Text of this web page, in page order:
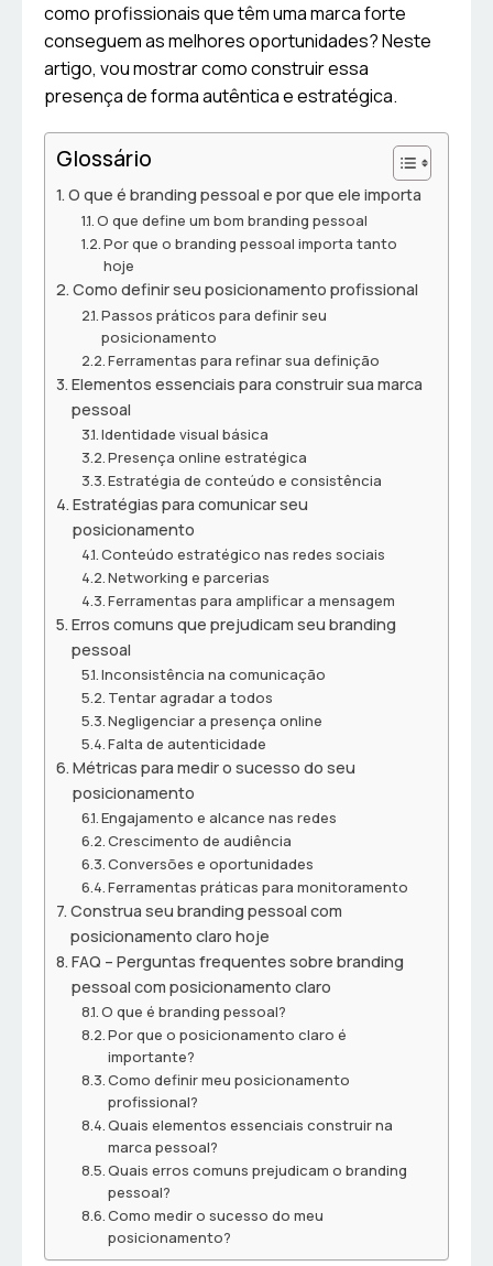
como profissionais que têm uma marca forte
conseguem as melhores oportunidades? Neste
artigo, vou mostrar como construir essa
presença de forma autêntica e estratégica.
Glossário
O que é branding pessoal e por que ele importa
O que define um bom branding pessoal
Por que o branding pessoal importa tanto
hoje
Como definir seu posicionamento profissional
Passos práticos para definir seu
posicionamento
Ferramentas para refinar sua definição
Elementos essenciais para construir sua marca
pessoal
Identidade visual básica
Presença online estratégica
Estratégia de conteúdo e consistência
Estratégias para comunicar seu
posicionamento
Conteúdo estratégico nas redes sociais
Networking e parcerias
Ferramentas para amplificar a mensagem
Erros comuns que prejudicam seu branding
pessoal
Inconsistência na comunicação
Tentar agradar a todos
Negligenciar a presença online
Falta de autenticidade
Métricas para medir o sucesso do seu
posicionamento
Engajamento e alcance nas redes
Crescimento de audiência
Conversões e oportunidades
Ferramentas práticas para monitoramento
Construa seu branding pessoal com
posicionamento claro hoje
FAQ – Perguntas frequentes sobre branding
pessoal com posicionamento claro
O que é branding pessoal?
Por que o posicionamento claro é
importante?
Como definir meu posicionamento
profissional?
Quais elementos essenciais construir na
marca pessoal?
Quais erros comuns prejudicam o branding
pessoal?
Como medir o sucesso do meu
posicionamento?